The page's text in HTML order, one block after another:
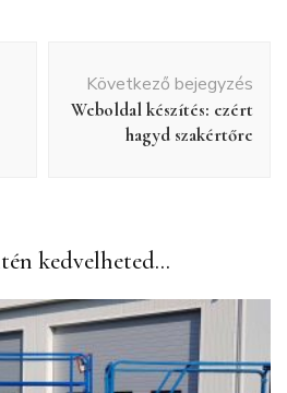
Következő bejegyzés
Weboldal készítés: ezért
hagyd szakértőre
kedvelheted...